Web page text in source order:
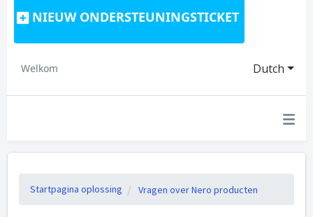
NIEUW ONDERSTEUNINGSTICKET
Dutch
Welkom
Startpagina oplossing Vragen over Nero producten